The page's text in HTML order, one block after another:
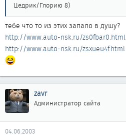
Цедрик/Глорию 8)
тебе что то из этих запало в душу?
http://www.auto-nsk.ru/zs0fbar0.html
http://www.auto-nsk.ru/zsxueu4f.html
zavr
Администратор сайта
04.06.2003